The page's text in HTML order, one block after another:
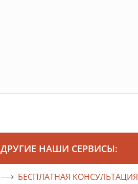
ДРУГИЕ НАШИ СЕРВИСЫ:
БЕСПЛАТНАЯ КОНСУЛЬТАЦИЯ